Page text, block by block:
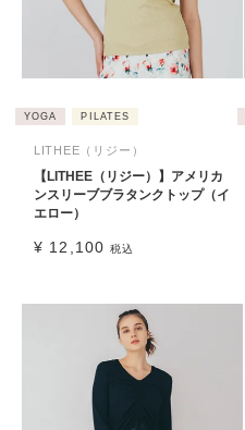
YOGA PILATES
LITHEE（リジー）
【LITHEE（リジー）】アメリカ
ンスリーブブラタンクトップ（イ
エロー）
¥ 12,100 税込